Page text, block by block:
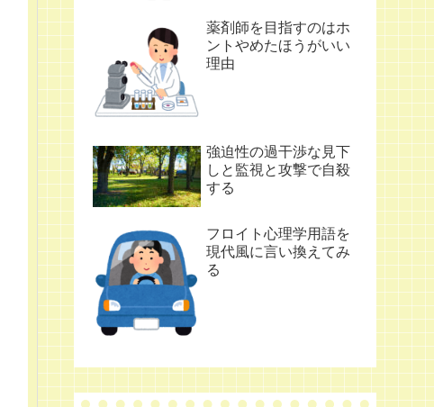
薬剤師を目指すのはホ
ントやめたほうがいい
理由
強迫性の過干渉な見下
しと監視と攻撃で自殺
する
フロイト心理学用語を
現代風に言い換えてみ
る